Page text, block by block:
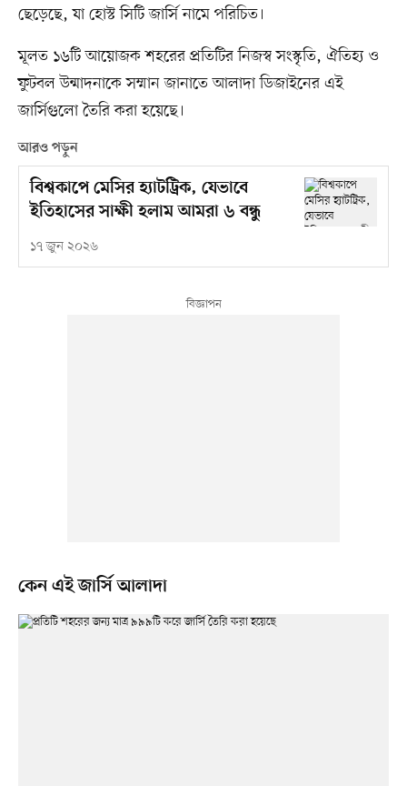
ছেড়েছে, যা হোস্ট সিটি জার্সি নামে পরিচিত।
মূলত ১৬টি আয়োজক শহরের প্রতিটির নিজস্ব সংস্কৃতি, ঐতিহ্য ও
ফুটবল উন্মাদনাকে সম্মান জানাতে আলাদা ডিজাইনের এই
জার্সিগুলো তৈরি করা হয়েছে।
আরও পড়ুন
বিশ্বকাপে মেসির হ্যাটট্রিক, যেভাবে
ইতিহাসের সাক্ষী হলাম আমরা ৬ বন্ধু
১৭ জুন ২০২৬
কেন এই জার্সি আলাদা